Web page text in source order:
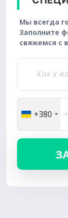
Мы всегда
Заполните
свяжемся с
+380